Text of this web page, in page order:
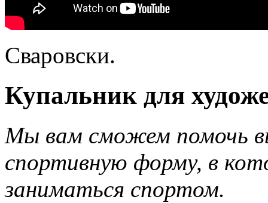
Сваровски.
Купальник для
Мы вам сможем помочь
спортивную форму, в
заниматься спортом.